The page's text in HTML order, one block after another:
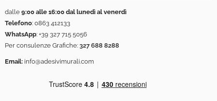
dalle 9:00 alle 16:00 dal lunedì al venerdì
Telefono: 0863 412133
WhatsApp: +39 327 715 5056
Per consulenze Grafiche: 327 688 8288
Email: info@adesivimurali.com